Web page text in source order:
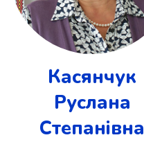
Касянчук
Руслана
Степанівна